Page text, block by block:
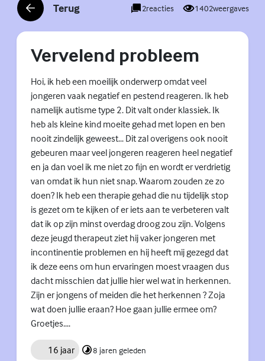
Terug
(Externe link) 2reacties 1402weergaves
Vervelend probleem
Hoi, ik heb een moeilijk onderwerp omdat veel
jongeren vaak negatief en pestend reageren. Ik heb
namelijk autisme type 2. Dit valt onder klassiek. Ik
heb als kleine kind moeite gehad met lopen en ben
nooit zindelijk geweest... Dit zal overigens ook nooit
gebeuren maar veel jongeren reageren heel negatief
en ja dan voel ik me niet zo fijn en wordt er verdrietig
van omdat ik hun niet snap. Waarom zouden ze zo
doen? Ik heb een therapie gehad die nu tijdelijk stop
is gezet om te kijken of er iets aan te verbeteren valt
dat ik op zijn minst overdag droog zou zijn. Volgens
deze jeugd therapeut ziet hij vaker jongeren met
incontinentie problemen en hij heeft mij gezegd dat
ik deze eens om hun ervaringen moest vraagen dus
dacht misschien dat jullie hier wel wat in herkennen.
Zijn er jongens of meiden die het herkennen ? Zoja
wat doen jullie eraan? Hoe gaan jullie ermee om?
Groetjes....
16 jaar 8 jaren geleden